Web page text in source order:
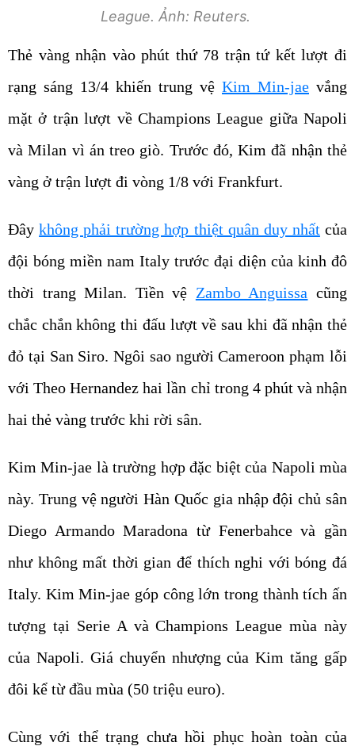
League. Ảnh: Reuters.
Thẻ vàng nhận vào phút thứ 78 trận tứ kết lượt đi
rạng sáng 13/4 khiến trung vệ Kim Min-jae vắng
mặt ở trận lượt về Champions League giữa Napoli
và Milan vì án treo giò. Trước đó, Kim đã nhận thẻ
vàng ở trận lượt đi vòng 1/8 với Frankfurt.
Đâykhông phải trường hợp thiệt quân duy nhấtcủa
đội bóng miền nam Italy trước đại diện của kinh đô
thời trang Milan. Tiền vệ Zambo Anguissa cũng
chắc chắn không thi đấu lượt về sau khi đã nhận thẻ
đỏ tại San Siro. Ngôi sao người Cameroon phạm lỗi
với Theo Hernandez hai lần chỉ trong 4 phút và nhận
hai thẻ vàng trước khi rời sân.
Kim Min-jae là trường hợp đặc biệt của Napoli mùa
này. Trung vệ người Hàn Quốc gia nhập đội chủ sân
Diego Armando Maradona từ Fenerbahce và gần
như không mất thời gian để thích nghi với bóng đá
Italy. Kim Min-jae góp công lớn trong thành tích ấn
tượng tại Serie A và Champions League mùa này
của Napoli. Giá chuyển nhượng của Kim tăng gấp
đôi kể từ đầu mùa (50 triệu euro).
Cùng với thể trạng chưa hồi phục hoàn toàn của